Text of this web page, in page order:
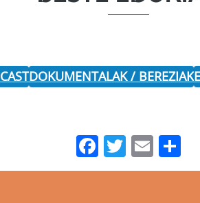
DOKUMENTALAK / BEREZIAK
Facebook
Twitter
Email